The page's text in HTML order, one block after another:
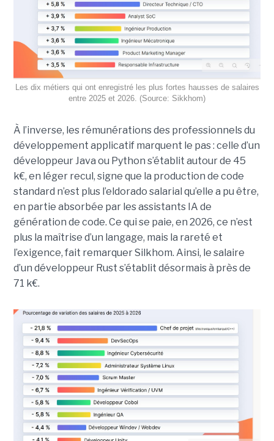
Les dix métiers qui ont enregistré les plus fortes hausses de salaires
entre 2025 et 2026. (Source: Sikkhom)
À l’inverse, les rémunérations des professionnels du
développement applicatif marquent le pas : celle d’un
développeur Java ou Python s’établit autour de 45
k€, en léger recul, signe que la production de code
standard n’est plus l’eldorado salarial qu’elle a pu être,
en partie absorbée par les assistants IA de
génération de code. Ce qui se paie, en 2026, ce n’est
plus la maîtrise d’un langage, mais la rareté et
l’exigence, fait remarquer Silkhom. Ainsi, le salaire
d’un développeur Rust s’établit désormais à près de
71 k€.